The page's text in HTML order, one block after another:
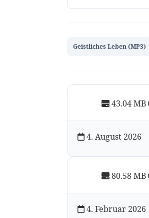
Geistliches Leben (MP3)
43.04 MB
4. August 2026
80.58 MB
4. Februar 2026